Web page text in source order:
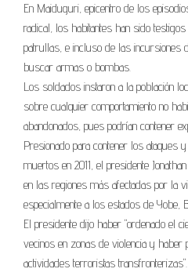
En Maiduguri, epicentro de los
radical, los habitantes han sido
patrullas, e incluso de las incursiones
buscar armas o bombas.
Los soldados instaron a la población
sobre cualquier comportamiento no
abandonados, pues podrían contener
Presionado para contener los ataques
muertos en 2011, el presidente
en las regiones más afectadas por la
especialmente a los estados de Yobe,
El presidente dijo haber "ordenado el
vecinos en zonas de violencia y haber
actividades terroristas